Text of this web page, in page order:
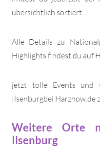
übersichtlich sortiert.
Alle Details zu
Highlights findest du auf
jetzt tolle Events und
Ilsenburgbei Harznow.de
Weitere Orte
Ilsenburg